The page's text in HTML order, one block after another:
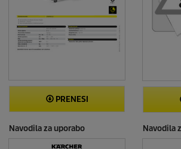
PRENESI
Navodila za uporabo Navodila